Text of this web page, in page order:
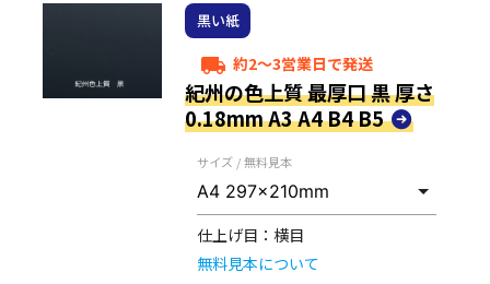
黒い紙
local_shipping 約2～3営業日で発送
紀州の色上質 最厚口 黒 厚さ
0.18mm A3 A4 B4 B5
サイズ / 無料見本
仕上げ目： 横目
無料見本について